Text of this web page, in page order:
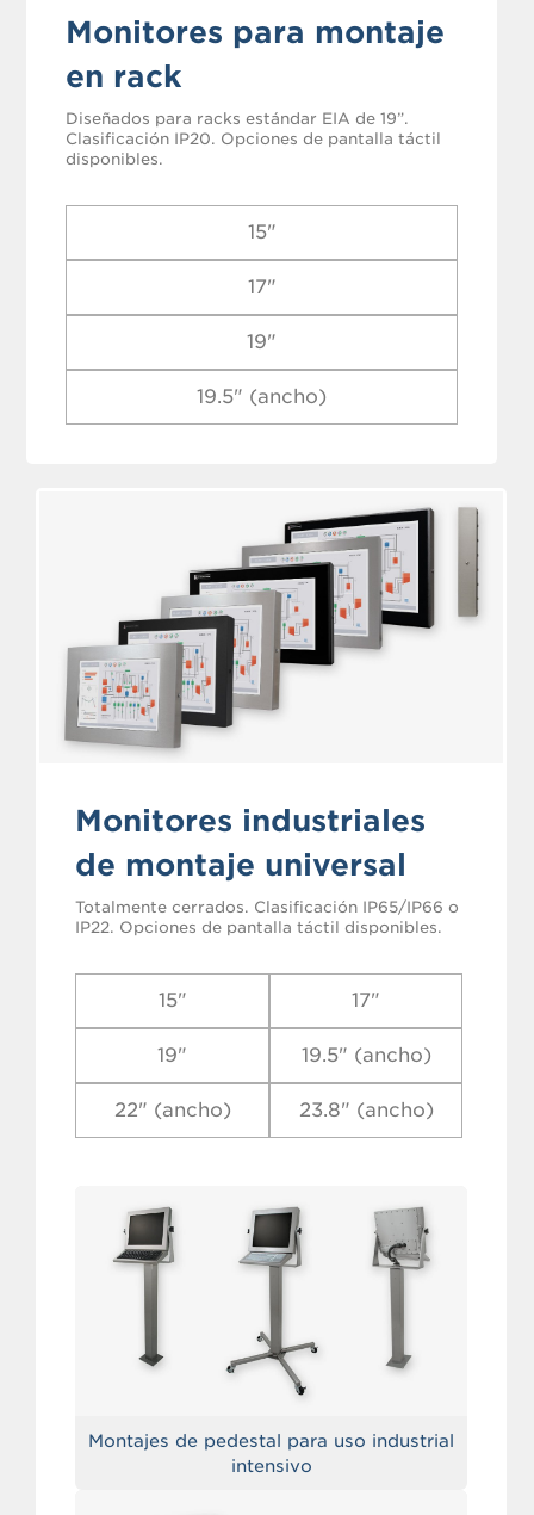
Monitores para montaje
en rack
Diseñados para racks estándar EIA de 19”.
Clasificación IP20. Opciones de pantalla táctil
disponibles.
15"
17"
19"
19.5" (ancho)
Monitores industriales
de montaje universal
Totalmente cerrados. Clasificación IP65/IP66 o
IP22. Opciones de pantalla táctil disponibles.
15" 17"
19" 19.5" (ancho)
22" (ancho) 23.8" (ancho)
Montajes de pedestal para uso industrial
intensivo